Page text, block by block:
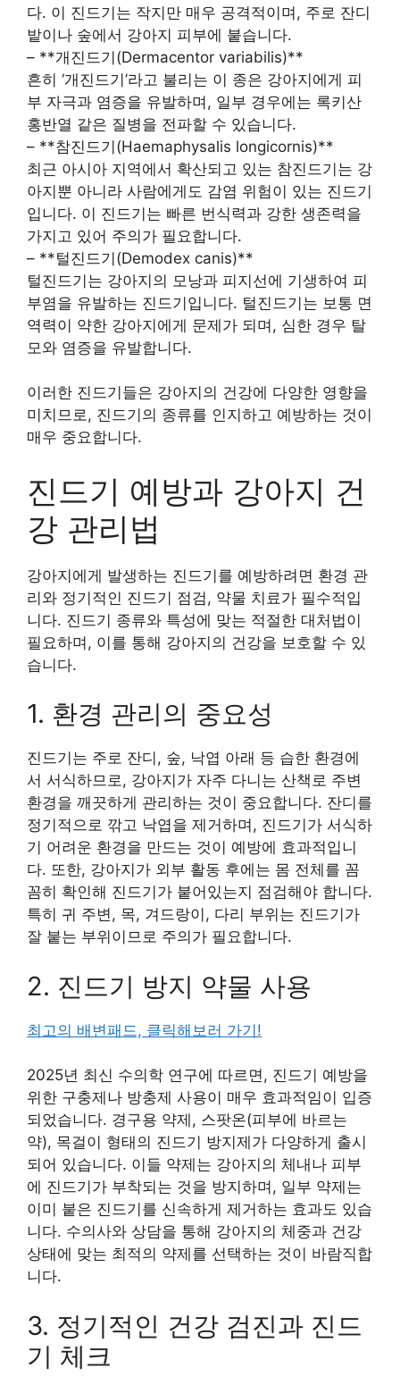
다. 이 진드기는 작지만 매우 공격적이며, 주로 잔디
밭이나 숲에서 강아지 피부에 붙습니다.
– **개진드기(Dermacentor variabilis)**
흔히 ‘개진드기’라고 불리는 이 종은 강아지에게 피
부 자극과 염증을 유발하며, 일부 경우에는 록키산
홍반열 같은 질병을 전파할 수 있습니다.
– **참진드기(Haemaphysalis longicornis)**
최근 아시아 지역에서 확산되고 있는 참진드기는 강
아지뿐 아니라 사람에게도 감염 위험이 있는 진드기
입니다. 이 진드기는 빠른 번식력과 강한 생존력을
가지고 있어 주의가 필요합니다.
– **털진드기(Demodex canis)**
털진드기는 강아지의 모낭과 피지선에 기생하여 피
부염을 유발하는 진드기입니다. 털진드기는 보통 면
역력이 약한 강아지에게 문제가 되며, 심한 경우 탈
모와 염증을 유발합니다.
이러한 진드기들은 강아지의 건강에 다양한 영향을
미치므로, 진드기의 종류를 인지하고 예방하는 것이
매우 중요합니다.
진드기 예방과 강아지 건
강 관리법
강아지에게 발생하는 진드기를 예방하려면 환경 관
리와 정기적인 진드기 점검, 약물 치료가 필수적입
니다. 진드기 종류와 특성에 맞는 적절한 대처법이
필요하며, 이를 통해 강아지의 건강을 보호할 수 있
습니다.
1. 환경 관리의 중요성
진드기는 주로 잔디, 숲, 낙엽 아래 등 습한 환경에
서 서식하므로, 강아지가 자주 다니는 산책로 주변
환경을 깨끗하게 관리하는 것이 중요합니다. 잔디를
정기적으로 깎고 낙엽을 제거하며, 진드기가 서식하
기 어려운 환경을 만드는 것이 예방에 효과적입니
다. 또한, 강아지가 외부 활동 후에는 몸 전체를 꼼
꼼히 확인해 진드기가 붙어있는지 점검해야 합니다.
특히 귀 주변, 목, 겨드랑이, 다리 부위는 진드기가
잘 붙는 부위이므로 주의가 필요합니다.
2. 진드기 방지 약물 사용
최고의 배변패드, 클릭해보러 가기!
2025년 최신 수의학 연구에 따르면, 진드기 예방을
위한 구충제나 방충제 사용이 매우 효과적임이 입증
되었습니다. 경구용 약제, 스팟온(피부에 바르는
약), 목걸이 형태의 진드기 방지제가 다양하게 출시
되어 있습니다. 이들 약제는 강아지의 체내나 피부
에 진드기가 부착되는 것을 방지하며, 일부 약제는
이미 붙은 진드기를 신속하게 제거하는 효과도 있습
니다. 수의사와 상담을 통해 강아지의 체중과 건강
상태에 맞는 최적의 약제를 선택하는 것이 바람직합
니다.
3. 정기적인 건강 검진과 진드
기 체크